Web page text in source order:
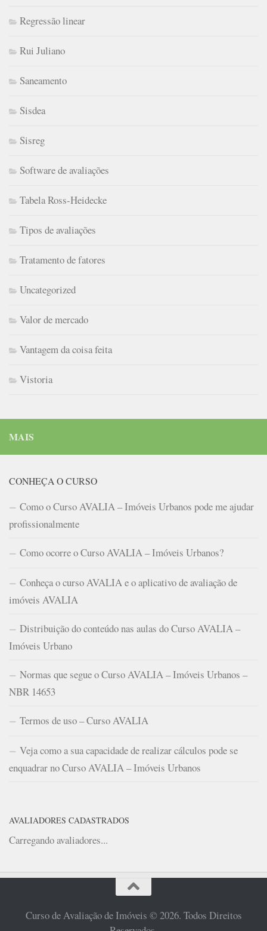
Regressão linear
Rui Juliano
Saneamento
Sisdea
Sisreg
Software de avaliações
Tabela Ross-Heidecke
Tipos de avaliações
Tratamento de fatores
Uncategorized
Valor de mercado
Vantagem da coisa feita
Vistoria
MAIS
CONHEÇA O CURSO
Como o Curso AVALIA – Imóveis Urbanos pode me ajudar
profissionalmente
Como ocorre o Curso AVALIA – Imóveis Urbanos?
Conheça o curso AVALIA e o aplicativo de avaliação de
imóveis AVALIA
Distribuição do conteúdo nas aulas do Curso AVALIA –
Imóveis Urbano
Normas que segue o Curso AVALIA – Imóveis Urbanos –
NBR 14653
Termos de uso – Curso AVALIA
Veja como a sua capacidade de realizar cálculos pode se
enquadrar no Curso AVALIA – Imóveis Urbanos
AVALIADORES CADASTRADOS
Carregando avaliadores...
Curso de Avaliação de Imóveis © 2026. Todos Direitos